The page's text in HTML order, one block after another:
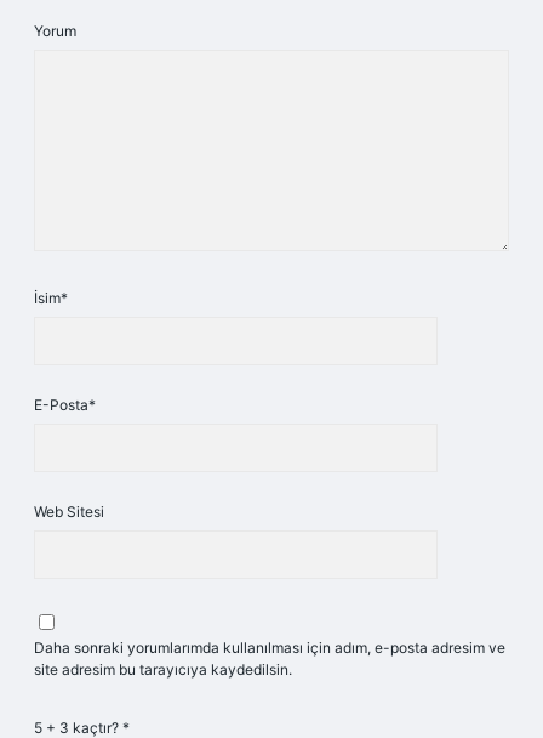
Yorum
İsim*
E-Posta*
Web Sitesi
Daha sonraki yorumlarımda kullanılması için adım, e-posta adresim ve
site adresim bu tarayıcıya kaydedilsin.
5 + 3 kaçtır? *